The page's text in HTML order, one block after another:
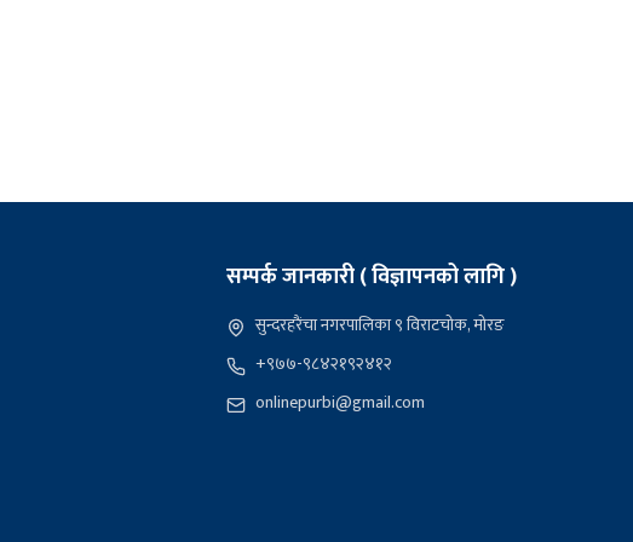
सम्पर्क जानकारी ( विज्ञापनको लागि )
सुन्दरहरैंचा नगरपालिका ९ विराटचोक, मोरङ
+९७७-९८४२१९२४१२
onlinepurbi@gmail.com